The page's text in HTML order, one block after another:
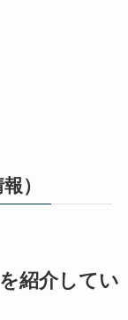
）
紹介してい